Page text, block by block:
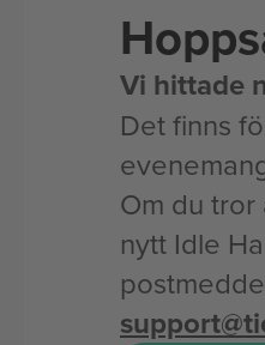
Vi hittade
Det finns
Om du
nytt Idle